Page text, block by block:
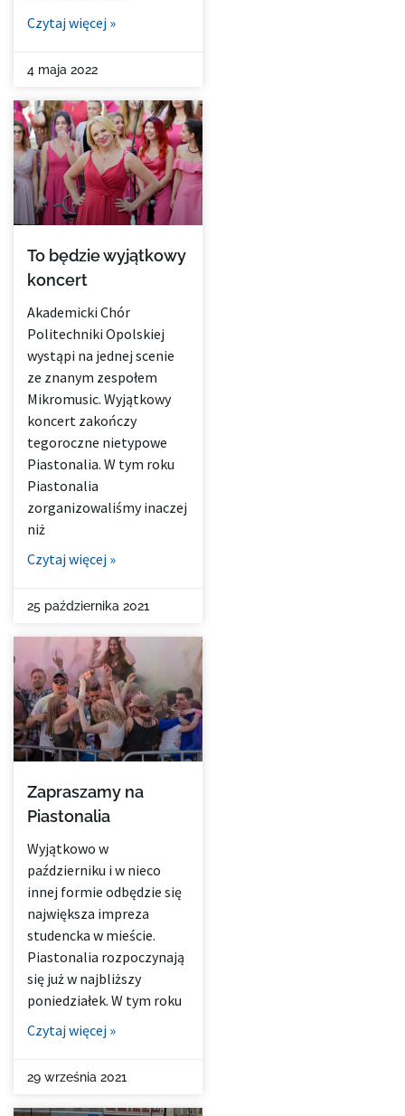
Czytaj więcej »
4 maja 2022
To będzie wyjątkowy
koncert
Akademicki Chór
Politechniki Opolskiej
wystąpi na jednej scenie
ze znanym zespołem
Mikromusic. Wyjątkowy
koncert zakończy
tegoroczne nietypowe
Piastonalia. W tym roku
Piastonalia
zorganizowaliśmy inaczej
niż
Czytaj więcej »
25 października 2021
Zapraszamy na
Piastonalia
Wyjątkowo w
październiku i w nieco
innej formie odbędzie się
największa impreza
studencka w mieście.
Piastonalia rozpoczynają
się już w najbliższy
poniedziałek. W tym roku
Czytaj więcej »
29 września 2021